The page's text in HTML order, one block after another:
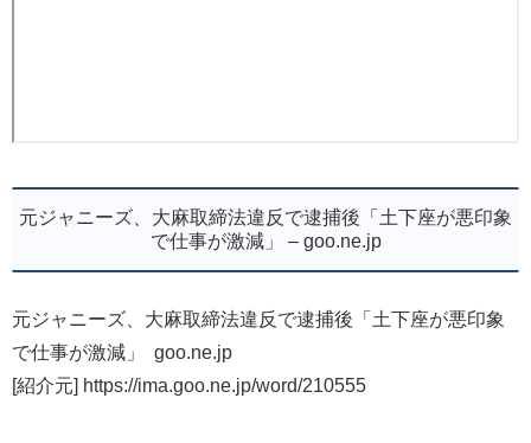
元ジャニーズ、大麻取締法違反で逮捕後「土下座が悪印象
で仕事が激減」 – goo.ne.jp
元ジャニーズ、大麻取締法違反で逮捕後「土下座が悪印象
で仕事が激減」 goo.ne.jp
[紹介元] https://ima.goo.ne.jp/word/210555